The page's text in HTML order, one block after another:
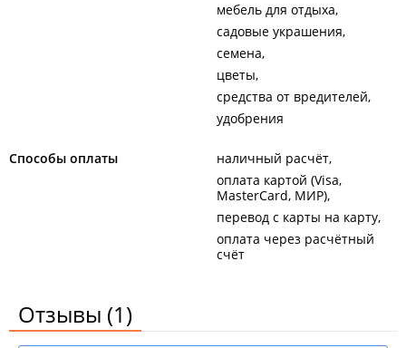
мебель для отдыха
садовые украшения
семена
цветы
средства от вредителей
удобрения
Способы оплаты
наличный расчёт
оплата картой (Visa,
MasterCard, МИР)
перевод с карты на карту
оплата через расчётный
счёт
Отзывы (1)